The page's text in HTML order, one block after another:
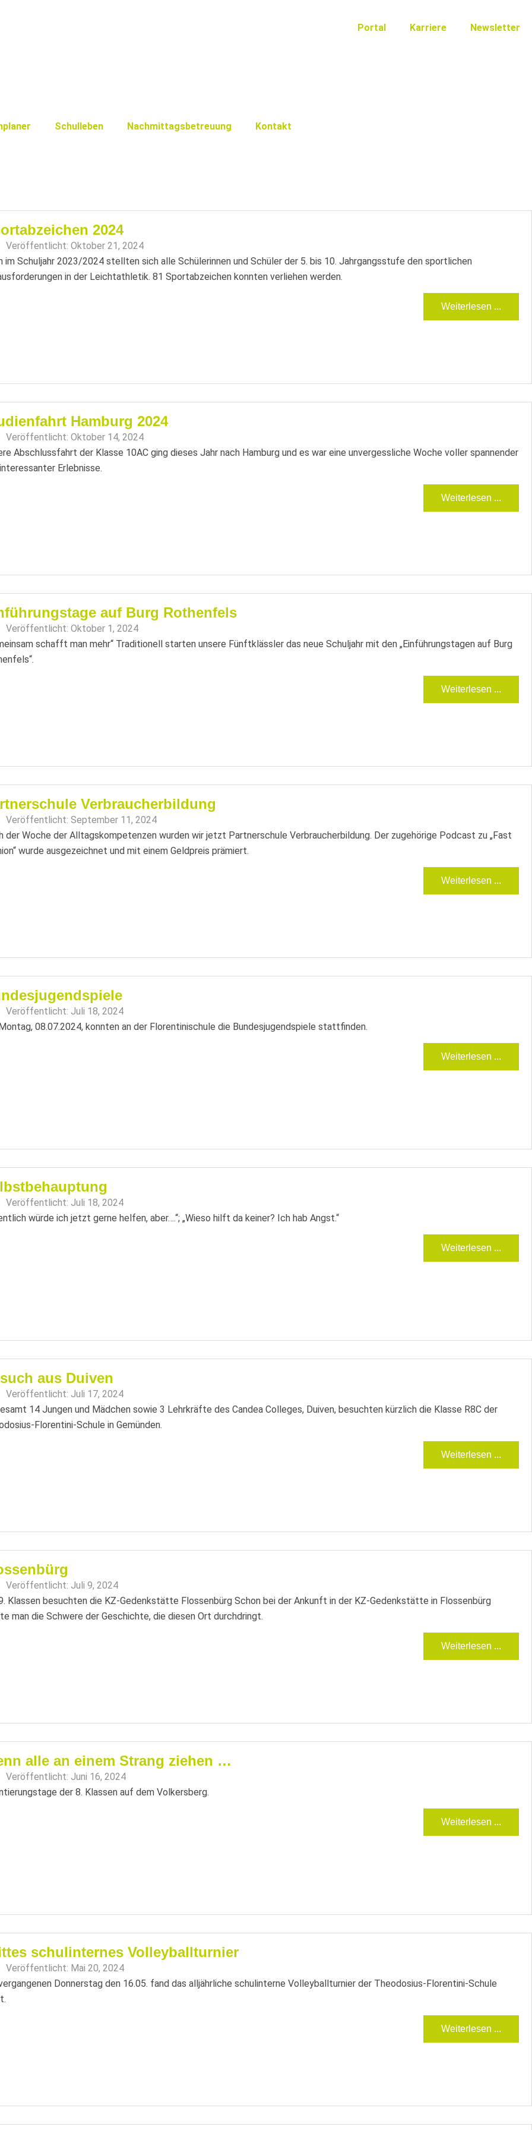
Portal Karriere Newsletter
Schulleben Nachmittagsbetreuung Kontakt
2024
Veröffentlicht: Oktober 21, 2024
im Schuljahr 2023/2024 stellten sich alle Schülerinnen und Schüler der 5. bis 10. Jahrgangsstufe den sportlichen
in der Leichtathletik. 81 Sportabzeichen konnten verliehen werden.
Weiterlesen ...
Hamburg 2024
Veröffentlicht: Oktober 14, 2024
Abschlussfahrt der Klasse 10AC ging dieses Jahr nach Hamburg und es war eine unvergessliche Woche voller spannender
Erlebnisse.
Weiterlesen ...
auf Burg Rothenfels
Veröffentlicht: Oktober 1, 2024
schafft man mehr“ Traditionell starten unsere Fünftklässler das neue Schuljahr mit den „Einführungstagen auf Burg
Weiterlesen ...
Verbraucherbildung
Veröffentlicht: September 11, 2024
der Woche der Alltagskompetenzen wurden wir jetzt Partnerschule Verbraucherbildung. Der zugehörige Podcast zu „Fast
wurde ausgezeichnet und mit einem Geldpreis prämiert.
Weiterlesen ...
Veröffentlicht: Juli 18, 2024
08.07.2024, konnten an der Florentinischule die Bundesjugendspiele stattfinden.
Weiterlesen ...
Veröffentlicht: Juli 18, 2024
würde ich jetzt gerne helfen, aber….“; „Wieso hilft da keiner? Ich hab Angst.“
Weiterlesen ...
aus Duiven
Veröffentlicht: Juli 17, 2024
14 Jungen und Mädchen sowie 3 Lehrkräfte des Candea Colleges, Duiven, besuchten kürzlich die Klasse R8C der
Florentini-Schule in Gemünden.
Weiterlesen ...
Veröffentlicht: Juli 9, 2024
Klassen besuchten die KZ-Gedenkstätte Flossenbürg Schon bei der Ankunft in der KZ-Gedenkstätte in Flossenbürg
man die Schwere der Geschichte, die diesen Ort durchdringt.
Weiterlesen ...
alle an einem Strang ziehen …
Veröffentlicht: Juni 16, 2024
der 8. Klassen auf dem Volkersberg.
Weiterlesen ...
schulinternes Volleyballturnier
Veröffentlicht: Mai 20, 2024
Donnerstag den 16.05. fand das alljährliche schulinterne Volleyballturnier der Theodosius-Florentini-Schule
Weiterlesen ...